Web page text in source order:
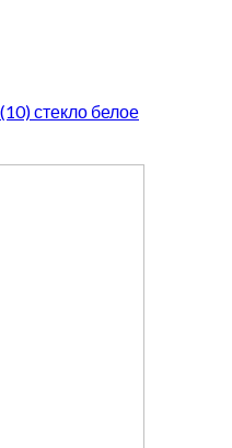
стекло белое